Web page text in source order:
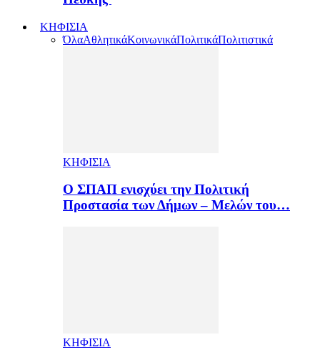
ΚΗΦΙΣΙΑ
ΌλαΑθλητικάΚοινωνικάΠολιτικάΠολιτιστικά
ΚΗΦΙΣΙΑ
Ο ΣΠΑΠ ενισχύει την Πολιτική
Προστασία των Δήμων – Μελών του…
ΚΗΦΙΣΙΑ